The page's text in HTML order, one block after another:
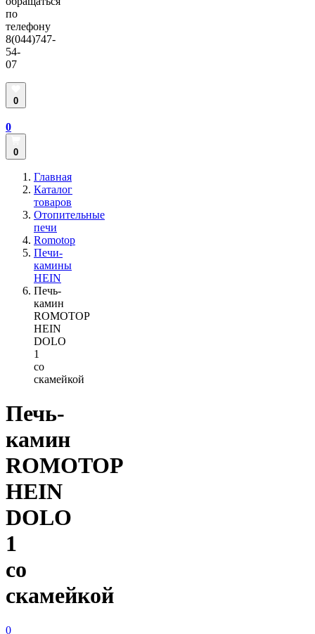
по
телефону
8(044)747-
54-
07
0
0
0
Главная
Каталог
товаров
Отопительные
печи
Romotop
Печи-
камины
HEIN
Печь-
камин
ROMOTOP
HEIN
DOLO
1
со
скамейкой
Печь-
камин
ROMOTOP
HEIN
DOLO
1
со
скамейкой
0